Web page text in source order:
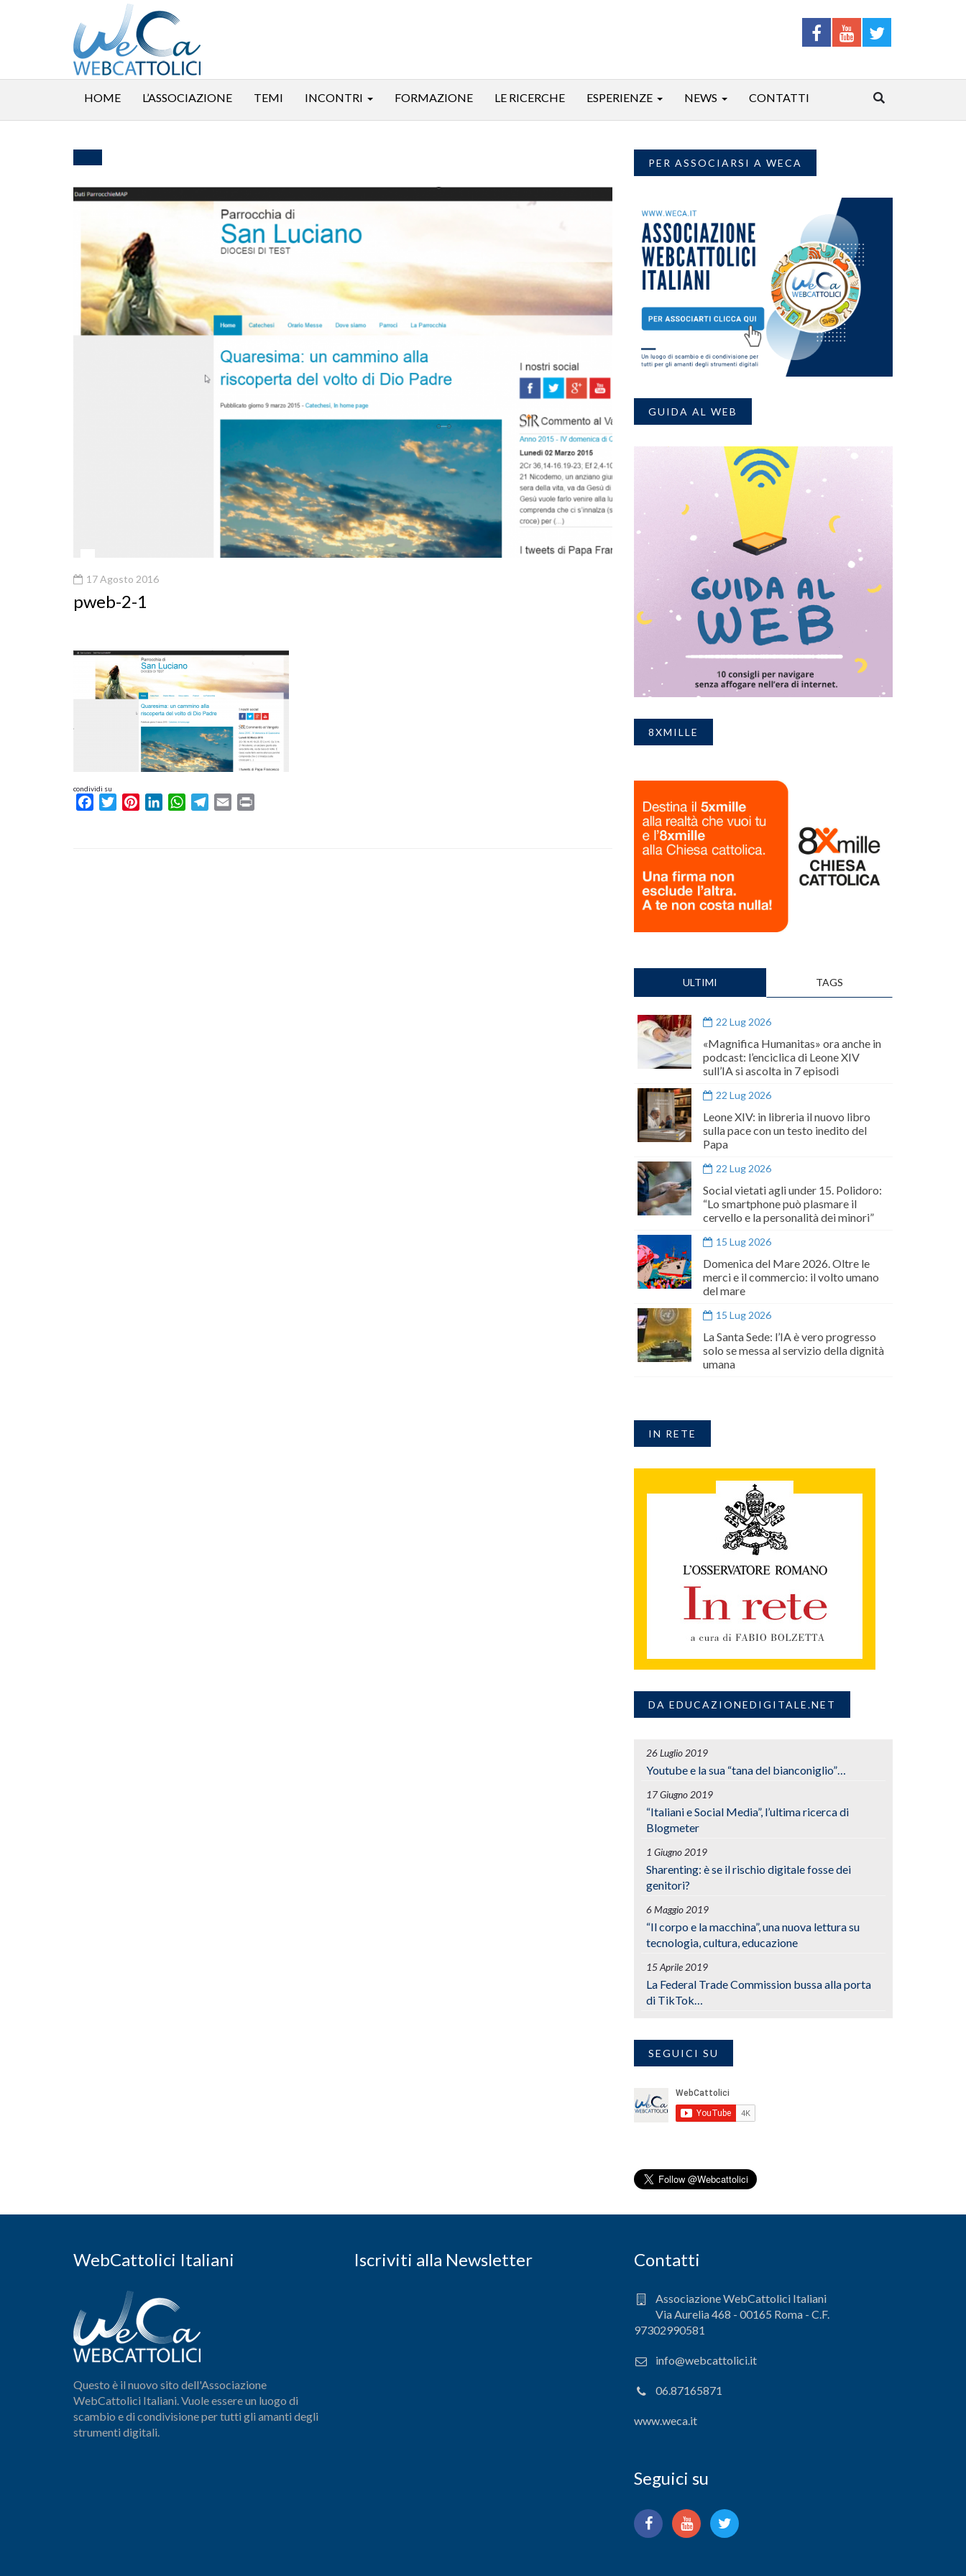
HOME L’ASSOCIAZIONE TEMI INCONTRI FORMAZIONE LE RICERCHE ESPERIENZE NEWS CONTATTI
17 Agosto 2016
pweb-2-1
condividi su
FacebookTwitterPinterestLinkedInWhatsAppTelegram
Email
PER ASSOCIARSI A WECA
GUIDA AL WEB
8XMILLE
ULTIMI TAGS
22 Lug 2026
«Magnifica Humanitas» ora anche in
podcast: l’enciclica di Leone XIV
sull’IA si ascolta in 7 episodi
22 Lug 2026
Leone XIV: in libreria il nuovo libro
sulla pace con un testo inedito del
Papa
22 Lug 2026
Social vietati agli under 15. Polidoro:
“Lo smartphone può plasmare il
cervello e la personalità dei minori”
15 Lug 2026
Domenica del Mare 2026. Oltre le
merci e il commercio: il volto umano
del mare
15 Lug 2026
La Santa Sede: l’IA è vero progresso
solo se messa al servizio della dignità
umana
IN RETE
DA EDUCAZIONEDIGITALE.NET
26 Luglio 2019
Youtube e la sua “tana del bianconiglio”…
17 Giugno 2019
“Italiani e Social Media”, l’ultima ricerca di
Blogmeter
1 Giugno 2019
Sharenting: è se il rischio digitale fosse dei
genitori?
6 Maggio 2019
“Il corpo e la macchina”, una nuova lettura su
tecnologia, cultura, educazione
15 Aprile 2019
La Federal Trade Commission bussa alla porta
di TikTok…
SEGUICI SU
WebCattolici Italiani
Questo è il nuovo sito dell'Associazione
WebCattolici Italiani. Vuole essere un luogo di
scambio e di condivisione per tutti gli amanti degli
strumenti digitali.
Iscriviti alla Newsletter Contatti
Associazione WebCattolici Italiani
Via Aurelia 468 - 00165 Roma - C.F.
97302990581
info@webcattolici.it
06.87165871
www.weca.it
Seguici su